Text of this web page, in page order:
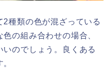
2種類の色が混ざっている
の組み合わせの場合、
のでしょう。良くある